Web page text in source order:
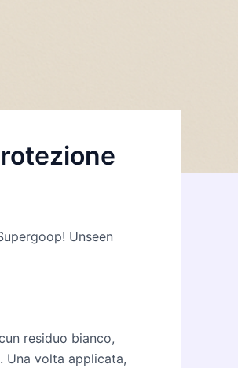
Unseen
residuo bianco,
Una volta applicata,